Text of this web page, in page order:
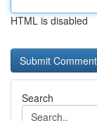
HTML is disabled
Search